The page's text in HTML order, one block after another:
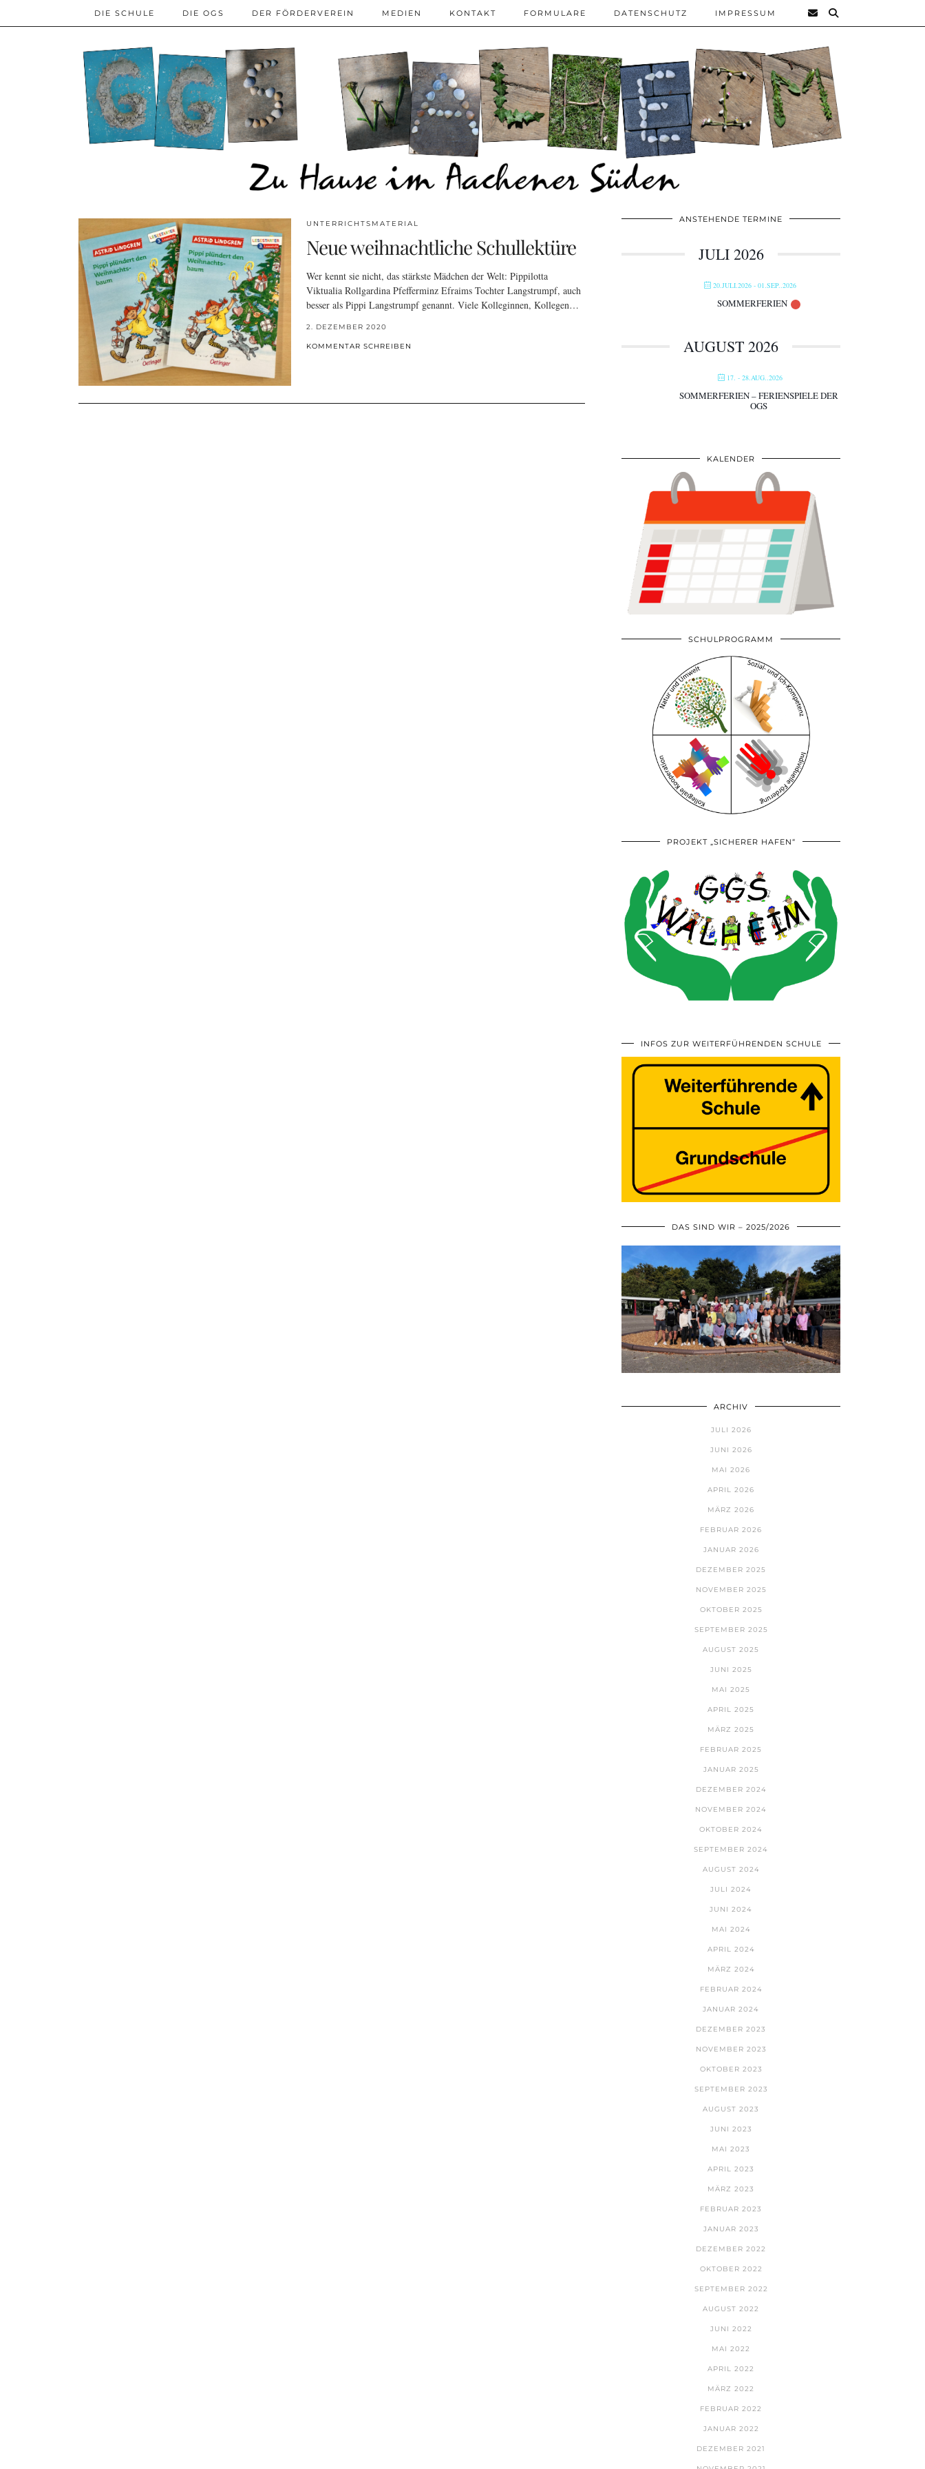
DIE SCHULE DIE OGS DER FÖRDERVEREIN MEDIEN KONTAKT FORMULARE DATENSCHUTZ IMPRESSUM
UNTERRICHTSMATERIAL
Neue weihnachtliche Schullektüre
Wer kennt sie nicht, das stärkste Mädchen der Welt: Pippilotta
Viktualia Rollgardina Pfefferminz Efraims Tochter Langstrumpf, auch
besser als Pippi Langstrumpf genannt. Viele Kolleginnen, Kollegen…
2. DEZEMBER 2020
KOMMENTAR SCHREIBEN
ANSTEHENDE TERMINE
JULI 2026
20.JULI.2026 - 01.SEP..2026
SOMMERFERIEN
AUGUST 2026
17. - 28.AUG..2026
SOMMERFERIEN – FERIENSPIELE DER
OGS
KALENDER
SCHULPROGRAMM
PROJEKT „SICHERER HAFEN“
INFOS ZUR WEITERFÜHRENDEN SCHULE
DAS SIND WIR – 2025/2026
ARCHIV
JULI 2026
JUNI 2026
MAI 2026
APRIL 2026
MÄRZ 2026
FEBRUAR 2026
JANUAR 2026
DEZEMBER 2025
NOVEMBER 2025
OKTOBER 2025
SEPTEMBER 2025
AUGUST 2025
JUNI 2025
MAI 2025
APRIL 2025
MÄRZ 2025
FEBRUAR 2025
JANUAR 2025
DEZEMBER 2024
NOVEMBER 2024
OKTOBER 2024
SEPTEMBER 2024
AUGUST 2024
JULI 2024
JUNI 2024
MAI 2024
APRIL 2024
MÄRZ 2024
FEBRUAR 2024
JANUAR 2024
DEZEMBER 2023
NOVEMBER 2023
OKTOBER 2023
SEPTEMBER 2023
AUGUST 2023
JUNI 2023
MAI 2023
APRIL 2023
MÄRZ 2023
FEBRUAR 2023
JANUAR 2023
DEZEMBER 2022
OKTOBER 2022
SEPTEMBER 2022
AUGUST 2022
JUNI 2022
MAI 2022
APRIL 2022
MÄRZ 2022
FEBRUAR 2022
JANUAR 2022
DEZEMBER 2021